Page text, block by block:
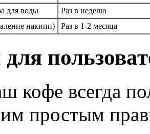
для воды
Раз в неделю
накипи)
Раз в 1-2 месяца
кофе всегда
простым